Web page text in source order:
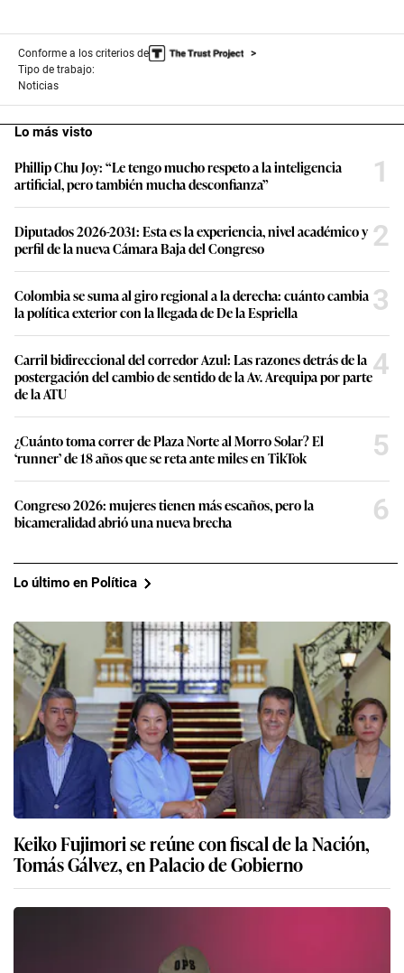
Conforme a los criterios de
Tipo de trabajo:
Noticias
Lo más visto
Phillip Chu Joy: “Le tengo mucho respeto a la inteligencia
artificial, pero también mucha desconfianza”
1
Diputados 2026-2031: Esta es la experiencia, nivel académico y
perfil de la nueva Cámara Baja del Congreso
2
Colombia se suma al giro regional a la derecha: cuánto cambia
la política exterior con la llegada de De la Espriella
3
Carril bidireccional del corredor Azul: Las razones detrás de la
postergación del cambio de sentido de la Av. Arequipa por parte
de la ATU
4
¿Cuánto toma correr de Plaza Norte al Morro Solar? El
‘runner’ de 18 años que se reta ante miles en TikTok
5
Congreso 2026: mujeres tienen más escaños, pero la
bicameralidad abrió una nueva brecha
6
Lo último en Política
Keiko Fujimori se reúne con fiscal de la Nación,
Tomás Gálvez, en Palacio de Gobierno